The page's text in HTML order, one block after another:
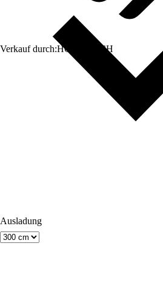
Verkauf durch:HORNBACH
Ausladung